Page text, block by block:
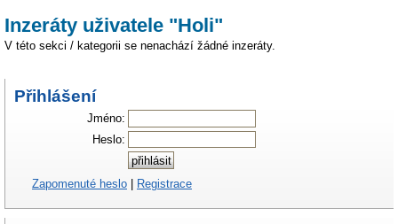
Inzeráty uživatele "Holi"
V této sekci / kategorii se nenachází žádné inzeráty.
Přihlášení
Jméno:
Heslo:
Zapomenuté heslo Registrace